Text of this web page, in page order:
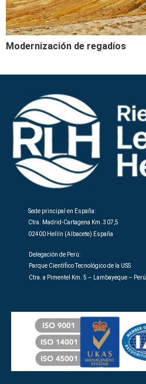
Modernización de regadíos
Sede principal en España:
Ctra. Madrid-Cartagena Km. 307,5
02400 Hellín (Albacete) España
Delegación de Perú:
Parque Científico Tecnológico de la USS
Ctra. a Pimentel Km. 5 – Lambayeque – Perú